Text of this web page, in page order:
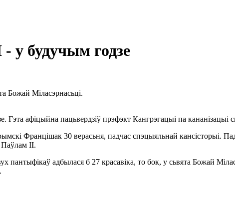
у будучым годзе
Божай Міласэрнасьці.
Гэта афіцыйна пацьвердзіў прэфэкт Кангрэгацыі па
Францішак 30 верасьня, падчас спэцыяльнай кансісторыі.
ІІ.
адбылася б 27 красавіка, то бок, у сьвята Божай